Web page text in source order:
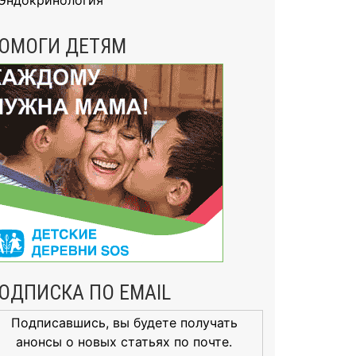
ДЕТЯМ
ПО EMAIL
Подписавшись, вы будете получать
анонсы о новых статьях по почте.